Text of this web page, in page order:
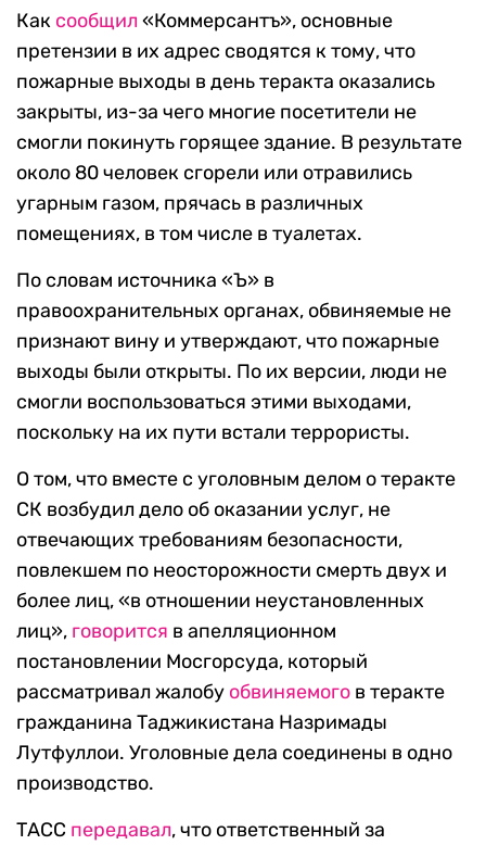
Как сообщил «Коммерсантъ», основные
претензии в их адрес сводятся к тому, что
пожарные выходы в день теракта оказались
закрыты, из-за чего многие посетители не
смогли покинуть горящее здание. В результате
около 80 человек сгорели или отравились
угарным газом, прячась в различных
помещениях, в том числе в туалетах.
По словам источника «Ъ» в
правоохранительных органах, обвиняемые не
признают вину и утверждают, что пожарные
выходы были открыты. По их версии, люди не
смогли воспользоваться этими выходами,
поскольку на их пути встали террористы.
О том, что вместе с уголовным делом о теракте
СК возбудил дело об оказании услуг, не
отвечающих требованиям безопасности,
повлекшем по неосторожности смерть двух и
более лиц, «в отношении неустановленных
лиц», говорится в апелляционном
постановлении Мосгорсуда, который
рассматривал жалобу обвиняемого в теракте
гражданина Таджикистана Назримады
Лутфуллои. Уголовные дела соединены в одно
производство.
ТАСС передавал, что ответственный за